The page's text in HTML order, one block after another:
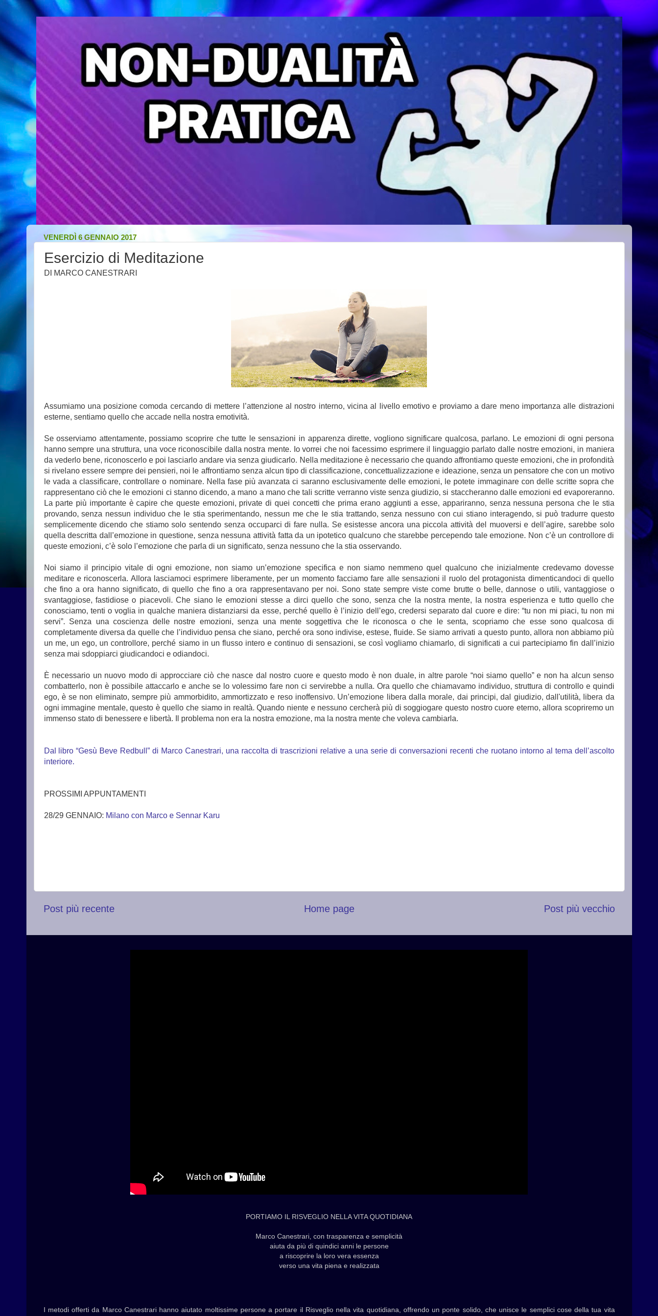
VENERDÌ 6 GENNAIO 2017
Esercizio di Meditazione
DI MARCO CANESTRARI
Assumiamo una posizione comoda cercando di mettere l’attenzione al nostro interno, vicina al livello emotivo e proviamo a dare meno importanza alle distrazioni
esterne, sentiamo quello che accade nella nostra emotività.
Se osserviamo attentamente, possiamo scoprire che tutte le sensazioni in apparenza dirette, vogliono significare qualcosa, parlano. Le emozioni di ogni persona
hanno sempre una struttura, una voce riconoscibile dalla nostra mente. Io vorrei che noi facessimo esprimere il linguaggio parlato dalle nostre emozioni, in maniera
da vederlo bene, riconoscerlo e poi lasciarlo andare via senza giudicarlo. Nella meditazione è necessario che quando affrontiamo queste emozioni, che in profondità
si rivelano essere sempre dei pensieri, noi le affrontiamo senza alcun tipo di classificazione, concettualizzazione e ideazione, senza un pensatore che con un motivo
le vada a classificare, controllare o nominare. Nella fase più avanzata ci saranno esclusivamente delle emozioni, le potete immaginare con delle scritte sopra che
rappresentano ciò che le emozioni ci stanno dicendo, a mano a mano che tali scritte verranno viste senza giudizio, si staccheranno dalle emozioni ed evaporeranno.
La parte più importante è capire che queste emozioni, private di quei concetti che prima erano aggiunti a esse, appariranno, senza nessuna persona che le stia
provando, senza nessun individuo che le stia sperimentando, nessun me che le stia trattando, senza nessuno con cui stiano interagendo, si può tradurre questo
semplicemente dicendo che stiamo solo sentendo senza occuparci di fare nulla. Se esistesse ancora una piccola attività del muoversi e dell’agire, sarebbe solo
quella descritta dall’emozione in questione, senza nessuna attività fatta da un ipotetico qualcuno che starebbe percependo tale emozione. Non c’è un controllore di
queste emozioni, c’è solo l’emozione che parla di un significato, senza nessuno che la stia osservando.
Noi siamo il principio vitale di ogni emozione, non siamo un’emozione specifica e non siamo nemmeno quel qualcuno che inizialmente credevamo dovesse
meditare e riconoscerla. Allora lasciamoci esprimere liberamente, per un momento facciamo fare alle sensazioni il ruolo del protagonista dimenticandoci di quello
che fino a ora hanno significato, di quello che fino a ora rappresentavano per noi. Sono state sempre viste come brutte o belle, dannose o utili, vantaggiose o
svantaggiose, fastidiose o piacevoli. Che siano le emozioni stesse a dirci quello che sono, senza che la nostra mente, la nostra esperienza e tutto quello che
conosciamo, tenti o voglia in qualche maniera distanziarsi da esse, perché quello è l’inizio dell’ego, credersi separato dal cuore e dire: “tu non mi piaci, tu non mi
servi”. Senza una coscienza delle nostre emozioni, senza una mente soggettiva che le riconosca o che le senta, scopriamo che esse sono qualcosa di
completamente diversa da quelle che l’individuo pensa che siano, perché ora sono indivise, estese, fluide. Se siamo arrivati a questo punto, allora non abbiamo più
un me, un ego, un controllore, perché siamo in un flusso intero e continuo di sensazioni, se così vogliamo chiamarlo, di significati a cui partecipiamo fin dall’inizio
senza mai sdoppiarci giudicandoci e odiandoci.
È necessario un nuovo modo di approcciare ciò che nasce dal nostro cuore e questo modo è non duale, in altre parole “noi siamo quello” e non ha alcun senso
combatterlo, non è possibile attaccarlo e anche se lo volessimo fare non ci servirebbe a nulla. Ora quello che chiamavamo individuo, struttura di controllo e quindi
ego, è se non eliminato, sempre più ammorbidito, ammortizzato e reso inoffensivo. Un’emozione libera dalla morale, dai principi, dal giudizio, dall'utilità, libera da
ogni immagine mentale, questo è quello che siamo in realtà. Quando niente e nessuno cercherà più di soggiogare questo nostro cuore eterno, allora scopriremo un
immenso stato di benessere e libertà. Il problema non era la nostra emozione, ma la nostra mente che voleva cambiarla.
Dal libro “Gesù Beve Redbull” di Marco Canestrari, una raccolta di trascrizioni relative a una serie di conversazioni recenti che ruotano intorno al tema dell’ascolto
interiore.
PROSSIMI APPUNTAMENTI
28/29 GENNAIO: Milano con Marco e Sennar Karu
Post più recente Post più vecchio
Home page
PORTIAMO IL RISVEGLIO NELLA VITA QUOTIDIANA
Marco Canestrari, con trasparenza e semplicità
aiuta da più di quindici anni le persone
a riscoprire la loro vera essenza
verso una vita piena e realizzata
I metodi offerti da Marco Canestrari hanno aiutato moltissime persone a portare il Risveglio nella vita quotidiana, offrendo un ponte solido, che unisce le semplici cose della tua vita